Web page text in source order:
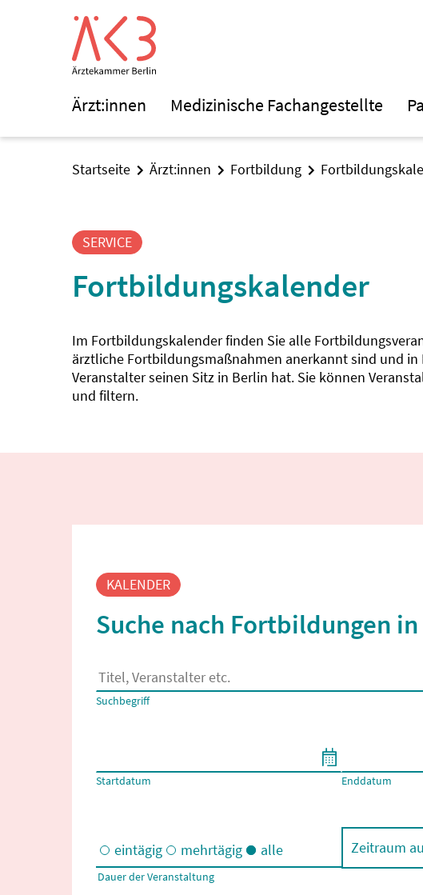
Ärzt:innen Medizinische Fachangestellte
Startseite Ärzt:innen Fortbildung
SERVICE
Fortbildungskalender
Im Fortbildungskalender finden Sie alle
ärztliche Fortbildungsmaßnahmen anerkannt sind und
Veranstalter seinen Sitz in Berlin hat. Sie können
und filtern.
KALENDER
Suche nach Fortbildungen
Es erscheinen Suchvorschläge, wenn mindestens 2 Zeichen
Suchbegriff
Startdatum Enddatum
Eintägige und/oder mehrtägige Veranstaltungen
eintägig mehrtägig alle
Dauer der Veranstaltung
Zeitraum